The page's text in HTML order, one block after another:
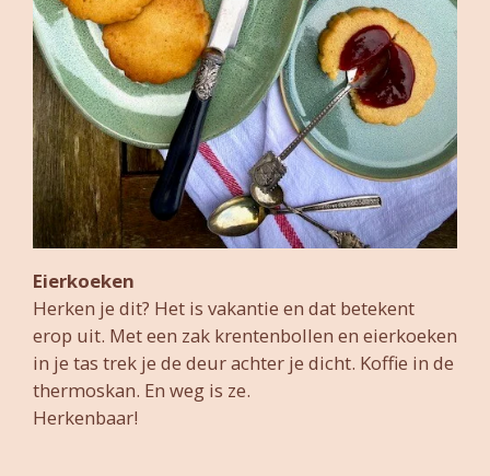
Eierkoeken
Herken je dit? Het is vakantie en dat betekent
erop uit. Met een zak krentenbollen en eierkoeken
in je tas trek je de deur achter je dicht. Koffie in de
thermoskan. En weg is ze.
Herkenbaar!